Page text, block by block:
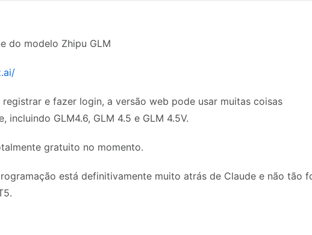
do modelo Zhipu GLM
registrar e fazer login, a versão web pode usar muitas coisas
incluindo GLM4.6, GLM 4.5 e GLM 4.5V.
gratuito no momento.
está definitivamente muito atrás de Claude e não tão